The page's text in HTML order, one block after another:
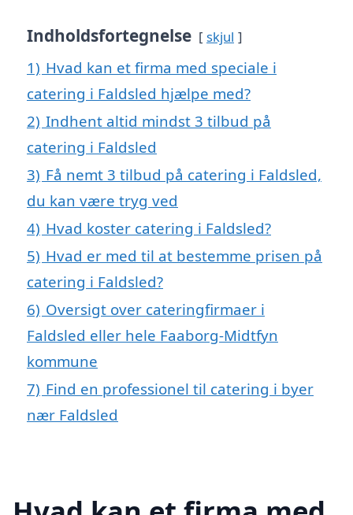
Indholdsfortegnelse skjul
1) Hvad kan et firma med speciale i
catering i Faldsled hjælpe med?
2) Indhent altid mindst 3 tilbud på
catering i Faldsled
3) Få nemt 3 tilbud på catering i Faldsled,
du kan være tryg ved
4) Hvad koster catering i Faldsled?
5) Hvad er med til at bestemme prisen på
catering i Faldsled?
6) Oversigt over cateringfirmaer i
Faldsled eller hele Faaborg-Midtfyn
kommune
7) Find en professionel til catering i byer
nær Faldsled